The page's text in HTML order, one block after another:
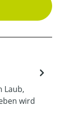
Laub,
wird